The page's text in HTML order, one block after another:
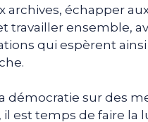
archives, échapper
travailler ensemble,
qui espèrent
démocratie sur des
il est temps de faire la